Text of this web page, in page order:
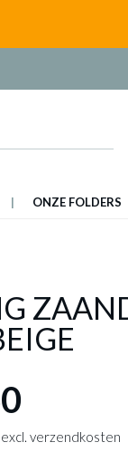
ONZE FOLDERS
verzendkosten